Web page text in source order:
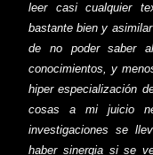
leer casi cualquier
bastante bien y
de no poder saber
conocimientos, y
hiper especialización
cosas a mi juicio
investigaciones se
haber sinergia si se